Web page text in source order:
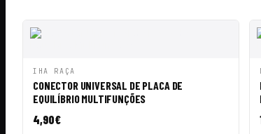
VISTA RÁPIDA
IHA RAÇA
CONECTOR UNIVERSAL DE PLACA DE
EQUILÍBRIO MULTIFUNÇÕES
4,90€